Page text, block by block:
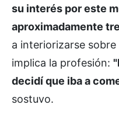
su interés por este
aproximadamente
a interiorizarse
implica la profesión:
decidí que iba a
sostuvo.